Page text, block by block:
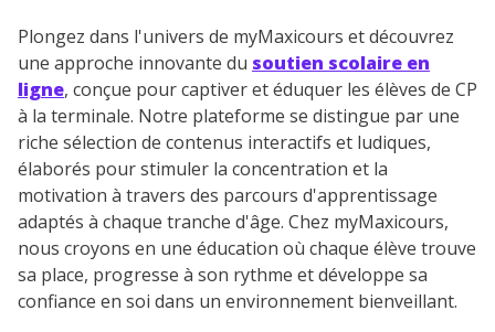
Plongez dans l'univers de myMaxicours et découvrez
une approche innovante du soutien scolaire en
ligne, conçue pour captiver et éduquer les élèves de CP
à la terminale. Notre plateforme se distingue par une
riche sélection de contenus interactifs et ludiques,
élaborés pour stimuler la concentration et la
motivation à travers des parcours d'apprentissage
adaptés à chaque tranche d'âge. Chez myMaxicours,
nous croyons en une éducation où chaque élève trouve
sa place, progresse à son rythme et développe sa
confiance en soi dans un environnement bienveillant.